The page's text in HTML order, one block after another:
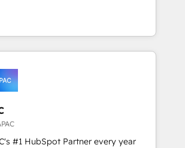
with complex solutions like SAP,
Our company also has
CPQ, customer portals and
And we're champions
streamlining every single revenue-
your business. We’re proud
Partners and devout CRM
harness HubSpot’s custom digital
a RevOps machine that drives more
better leads and crushes your
of
and we'd love to work with you
#1 HubSpot Partner every year